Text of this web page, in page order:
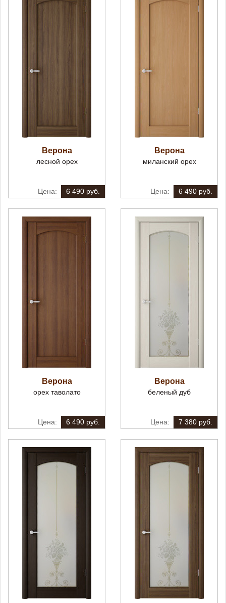
Верона
лесной орех
6 490 руб.
Верона
миланский орех
6 490 руб.
Верона
орех таволато
6 490 руб.
Верона
беленый дуб
7 380 руб.